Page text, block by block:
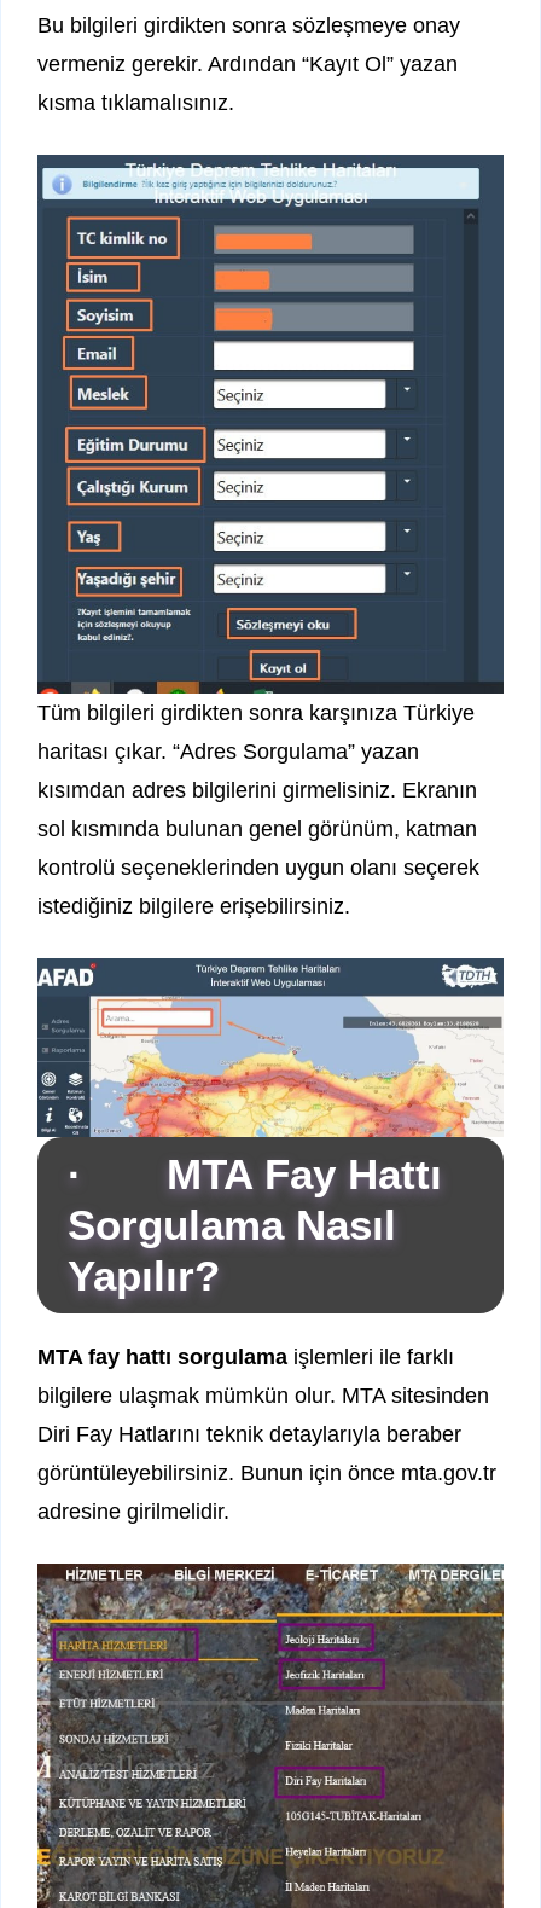
Bu bilgileri girdikten sonra sözleşmeye onay
vermeniz gerekir. Ardından “Kayıt Ol” yazan
kısma tıklamalısınız.
Tüm bilgileri girdikten sonra karşınıza Türkiye
haritası çıkar. “Adres Sorgulama” yazan
kısımdan adres bilgilerini girmelisiniz. Ekranın
sol kısmında bulunan genel görünüm, katman
kontrolü seçeneklerinden uygun olanı seçerek
istediğiniz bilgilere erişebilirsiniz.
· MTA Fay Hattı
Sorgulama Nasıl
Yapılır?
MTA fay hattı sorgulama işlemleri ile farklı
bilgilere ulaşmak mümkün olur. MTA sitesinden
Diri Fay Hatlarını teknik detaylarıyla beraber
görüntüleyebilirsiniz. Bunun için önce mta.gov.tr
adresine girilmelidir.